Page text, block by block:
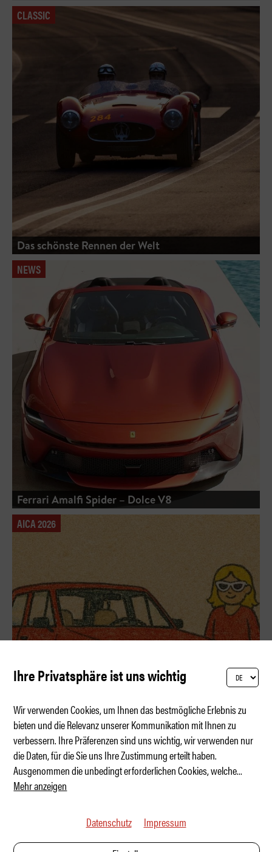
CLASSIC
Das schönste Rennen der Welt
NEWS
Ferrari Amalfi Spider – Dolce V8
AICA 2026
Welche Marke hat die höchste Sicherheit?
Ihre Privatsphäre ist uns wichtig
Wir verwenden Cookies, um Ihnen das bestmögliche Erlebnis zu
bieten und die Relevanz unserer Kommunikation mit Ihnen zu
verbessern. Ihre Präferenzen sind uns wichtig, wir verwenden nur
die Daten, für die Sie uns Ihre Zustimmung erteilt haben.
Ausgenommen die unbedingt erforderlichen Cookies, welche...
Mehr anzeigen
Datenschutz Impressum